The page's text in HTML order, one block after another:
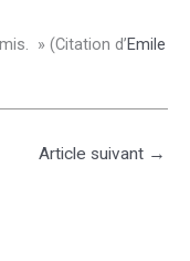
» (Citation d’Emile
Article suivant →